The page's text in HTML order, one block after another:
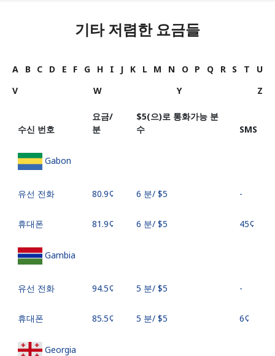
기타 저렴한 요금들
A B C D E F G H I J K L M N O P Q R S T
U
V
W Y Z
수신 번호
요금/
분
⁦$5⁩(으)로 통화가능 분
수
SMS
Gabon
유선 전화 ⁦80.9¢⁩ 6 분/ ⁦$5⁩ -
휴대폰 ⁦81.9¢⁩ 6 분/ ⁦$5⁩ ⁦45¢⁩
Gambia
유선 전화 ⁦94.5¢⁩ 5 분/ ⁦$5⁩ -
휴대폰 ⁦85.5¢⁩ 5 분/ ⁦$5⁩ ⁦6¢⁩
Georgia